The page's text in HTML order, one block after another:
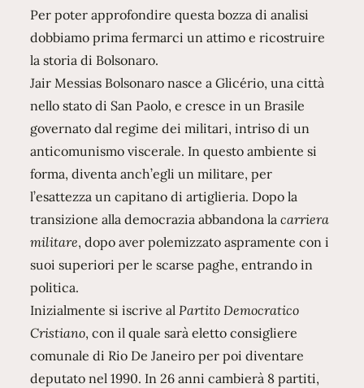
Per poter approfondire questa bozza di analisi
dobbiamo prima fermarci un attimo e ricostruire
la storia di Bolsonaro.
Jair Messias Bolsonaro nasce a Glicério, una città
nello stato di San Paolo, e cresce in un Brasile
governato dal regime dei militari, intriso di un
anticomunismo viscerale. In questo ambiente si
forma, diventa anch’egli un militare, per
l’esattezza un capitano di artiglieria. Dopo la
transizione alla democrazia abbandona lacarriera
militare, dopo aver polemizzato aspramente con i
suoi superiori per le scarse paghe, entrando in
politica.
Inizialmente si iscrive alPartito Democratico
Cristiano, con il quale sarà eletto consigliere
comunale di Rio De Janeiro per poi diventare
deputato nel 1990. In 26 anni cambierà 8 partiti,